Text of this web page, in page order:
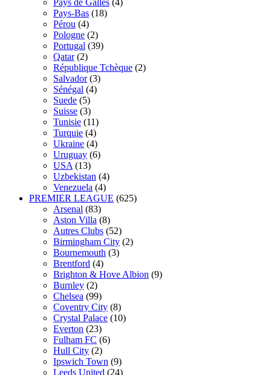
Pays-Bas (18)
Pérou (4)
Pologne (2)
Portugal (39)
Qatar (2)
République Tchèque (2)
Salvador (3)
Sénégal (4)
Suede (5)
Suisse (3)
Tunisie (11)
Turquie (4)
Ukraine (4)
Uruguay (6)
USA (13)
Uzbekistan (4)
Venezuela (4)
PREMIER LEAGUE (625)
Arsenal (83)
Aston Villa (8)
Autres Clubs (52)
Birmingham City (2)
Bournemouth (3)
Brentford (4)
Brighton & Hove Albion (9)
Burnley (2)
Chelsea (99)
Coventry City (8)
Crystal Palace (10)
Everton (23)
Fulham FC (6)
Hull City (2)
Ipswich Town (9)
Leeds United (24)